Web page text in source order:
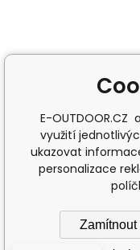
E-OUTDOOR.CZ
využití
ukazovat
personalizace
Zamítnout